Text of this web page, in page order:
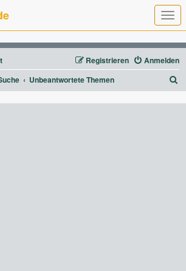
T
o
g
g
l
e
n
a
g
Anmelden
Registrieren
Unbeantwortete Themen
u